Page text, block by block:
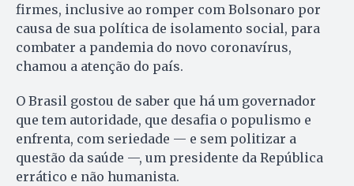
firmes, inclusive ao romper com Bolsonaro por
causa de sua política de isolamento social, para
combater a pandemia do novo coronavírus,
chamou a atenção do país.
O Brasil gostou de saber que há um governador
que tem autoridade, que desafia o populismo e
enfrenta, com seriedade — e sem politizar a
questão da saúde —, um presidente da República
errático e não humanista.